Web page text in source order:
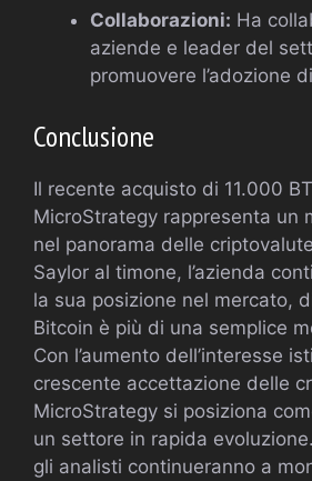
Collaborazioni: Ha
aziende e leader del
promuovere l’adozione
Conclusione
Il recente acquisto di 11.000
MicroStrategy rappresenta un
nel panorama delle
Saylor al timone, l’azienda
la sua posizione nel mercato,
Bitcoin è più di una semplice
Con l’aumento dell’interesse
crescente accettazione delle
MicroStrategy si posiziona
un settore in rapida
gli analisti continueranno a